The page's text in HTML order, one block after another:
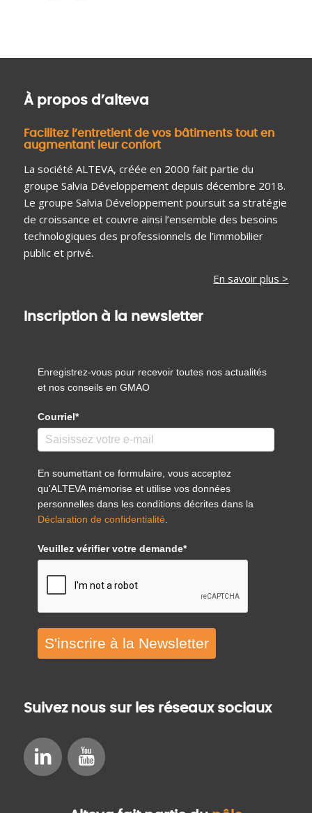
À propos d’alteva
Facilitez l’entretient de vos bâtiments tout en
augmentant leur confort
La société ALTEVA, créée en 2000 fait partie du
groupe Salvia Développement depuis décembre 2018.
Le groupe Salvia Développement poursuit sa stratégie
de croissance et couvre ainsi l’ensemble des besoins
technologiques des professionnels de l’immobilier
public et privé.
En savoir plus >
Inscription à la newsletter
Enregistrez-vous pour recevoir toutes nos actualités
et nos conseils en GMAO
Courriel*
En soumettant ce formulaire, vous acceptez
qu'ALTEVA mémorise et utilise vos données
personnelles dans les conditions décrites dans la
Déclaration de confidentialité.
Veuillez vérifier votre demande*
S'inscrire à la Newsletter
Suivez nous sur les réseaux sociaux